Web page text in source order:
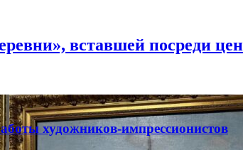
вставшей посреди
художников-импрессионистов